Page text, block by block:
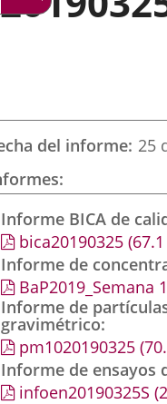
del informe 25
Informe BICA de
bica20190325 (67.1
Informe de
BaP2019_Semana
Informe de
gravimétrico
pm1020190325
Informe de ensayos
infoen20190325S (2